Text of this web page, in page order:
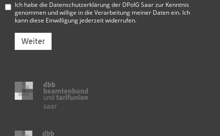
Ich habe die Datenschutzerklärung der DPolG Saarzur Kenntnis
genommen und willige in die Verarbeitung meiner Daten ein. Ich
kann diese Einwilligung jederzeit widerrufen.
Weiter